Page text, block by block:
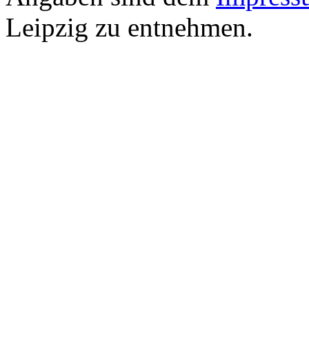
Leipzig zu entnehmen.